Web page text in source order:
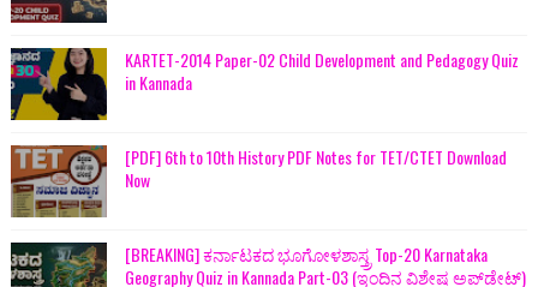
KARTET-2014 Paper-02 Child Development and Pedagogy Quiz
in Kannada
[PDF] 6th to 10th History PDF Notes for TET/CTET Download
Now
[BREAKING] ಕರ್ನಾಟಕದ ಭೂಗೋಳಶಾಸ್ತ್ರ Top-20 Karnataka
Geography Quiz in Kannada Part-03 (ಇಂದಿನ ವಿಶೇಷ ಅಪ್‌ಡೇಟ್)